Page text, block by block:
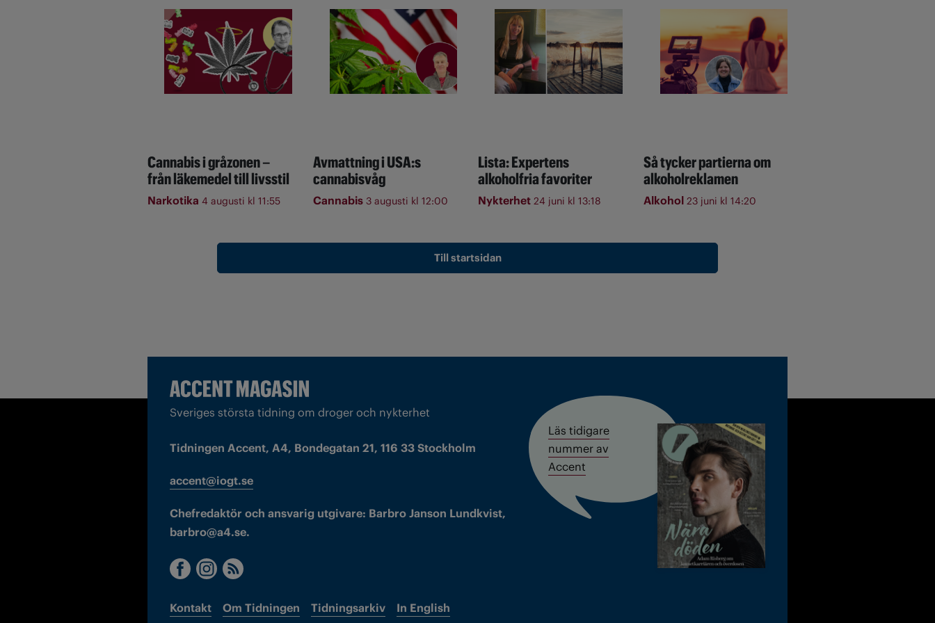
Cannabis i gråzonen –
från läkemedel till livsstil
Narkotika 4 augusti kl 11:55
Avmattning i USA:s
cannabisvåg
Cannabis 3 augusti kl 12:00
Lista: Expertens
alkoholfria favoriter
Nykterhet 24 juni kl 13:18
Så tycker partierna om
alkoholreklamen
Alkohol 23 juni kl 14:20
Till startsidan
Sveriges största tidning om droger och nykterhet
Tidningen Accent, A4, Bondegatan 21, 116 33 Stockholm
accent@iogt.se
Chefredaktör och ansvarig utgivare: Barbro Janson Lundkvist,
barbro@a4.se.
Kontakt Om Tidningen Tidningsarkiv In English
Läs tidigare
nummer av
Accent